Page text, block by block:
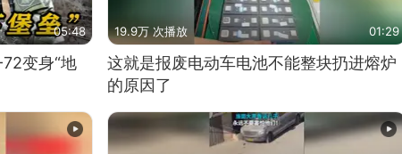
05:48
变身“地
19.9万 次播放 01:29
这就是报废电动车电池不能整块扔进熔炉
的原因了